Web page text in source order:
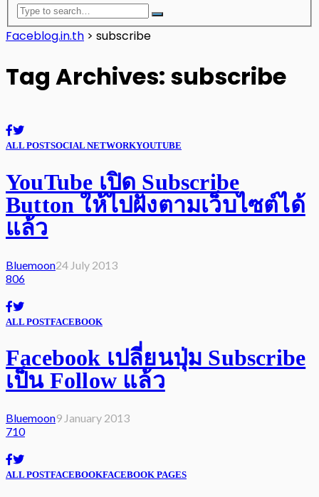
Faceblog.in.th > subscribe
Tag Archives: subscribe
ALL POSTSOCIAL NETWORKYOUTUBE
YouTube เปิด Subscribe
Button ให้ไปฝังตามเว็บไซต์ได้
แล้ว
Bluemoon24 July 2013
806
ALL POSTFACEBOOK
Facebook เปลี่ยนปุ่ม Subscribe
เป็น Follow แล้ว
Bluemoon9 January 2013
710
ALL POSTFACEBOOKFACEBOOK PAGES